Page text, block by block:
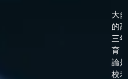
大
的
三
育
論
校老